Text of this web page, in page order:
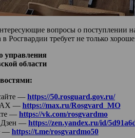
вопросы о поступлении
Росгвардии требует не только
управления
области
— https://50.rosguard.gov.ru/
— https://max.ru/Rosgvard_MO
— https://vk.com/rosgvardmo
Дзен — https://zen.yandex.ru/id/
— https://t.me/rosgvardmo50